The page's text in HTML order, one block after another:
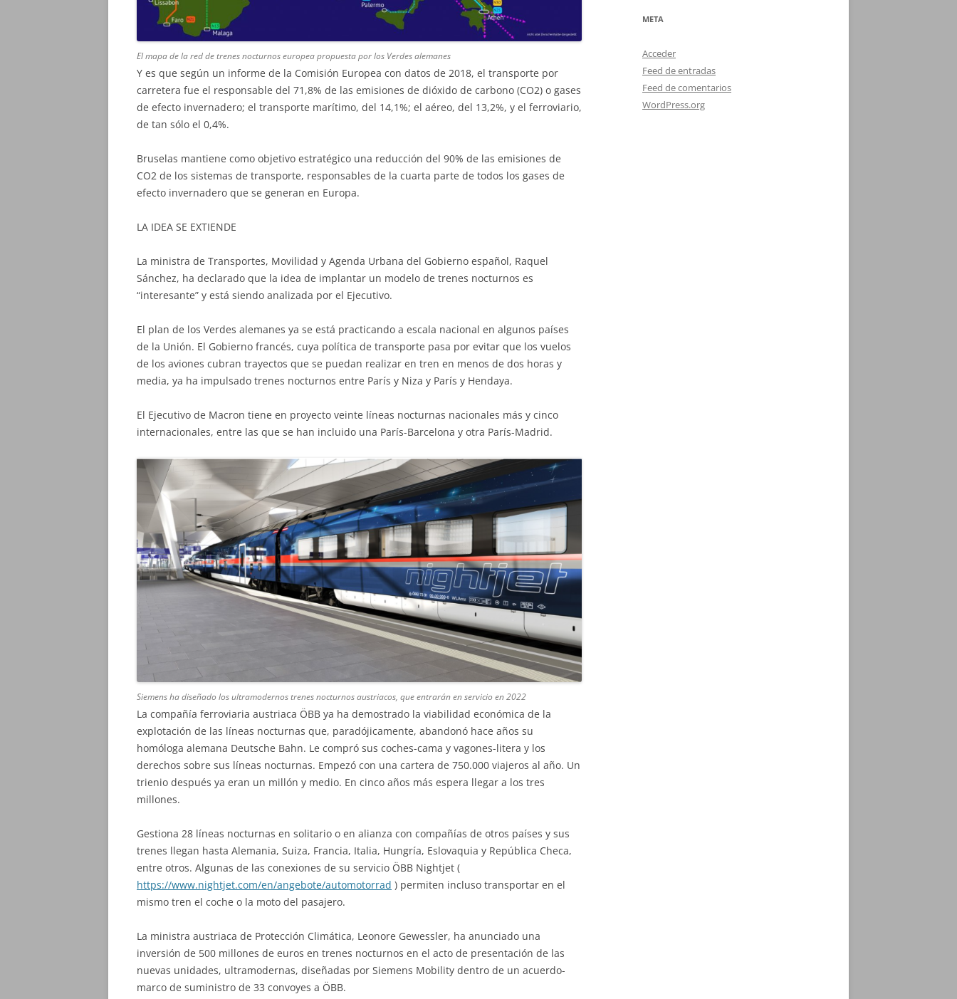
El mapa de la red de trenes nocturnos europea propuesta por los Verdes alemanes
Y es que según un informe de la Comisión Europea con datos de 2018, el transporte por
carretera fue el responsable del 71,8% de las emisiones de dióxido de carbono (CO2) o gases
de efecto invernadero; el transporte marítimo, del 14,1%; el aéreo, del 13,2%, y el ferroviario,
de tan sólo el 0,4%.
Bruselas mantiene como objetivo estratégico una reducción del 90% de las emisiones de
CO2 de los sistemas de transporte, responsables de la cuarta parte de todos los gases de
efecto invernadero que se generan en Europa.
LA IDEA SE EXTIENDE
La ministra de Transportes, Movilidad y Agenda Urbana del Gobierno español, Raquel
Sánchez, ha declarado que la idea de implantar un modelo de trenes nocturnos es
“interesante” y está siendo analizada por el Ejecutivo.
El plan de los Verdes alemanes ya se está practicando a escala nacional en algunos países
de la Unión. El Gobierno francés, cuya política de transporte pasa por evitar que los vuelos
de los aviones cubran trayectos que se puedan realizar en tren en menos de dos horas y
media, ya ha impulsado trenes nocturnos entre París y Niza y París y Hendaya.
El Ejecutivo de Macron tiene en proyecto veinte líneas nocturnas nacionales más y cinco
internacionales, entre las que se han incluido una París-Barcelona y otra París-Madrid.
Siemens ha diseñado los ultramodernos trenes nocturnos austriacos, que entrarán en servicio en 2022
La compañía ferroviaria austriaca ÖBB ya ha demostrado la viabilidad económica de la
explotación de las líneas nocturnas que, paradójicamente, abandonó hace años su
homóloga alemana Deutsche Bahn. Le compró sus coches-cama y vagones-litera y los
derechos sobre sus líneas nocturnas. Empezó con una cartera de 750.000 viajeros al año. Un
trienio después ya eran un millón y medio. En cinco años más espera llegar a los tres
millones.
Gestiona 28 líneas nocturnas en solitario o en alianza con compañías de otros países y sus
trenes llegan hasta Alemania, Suiza, Francia, Italia, Hungría, Eslovaquia y República Checa,
entre otros. Algunas de las conexiones de su servicio ÖBB Nightjet (
https://www.nightjet.com/en/angebote/automotorrad ) permiten incluso transportar en el
mismo tren el coche o la moto del pasajero.
La ministra austriaca de Protección Climática, Leonore Gewessler, ha anunciado una
inversión de 500 millones de euros en trenes nocturnos en el acto de presentación de las
nuevas unidades, ultramodernas, diseñadas por Siemens Mobility dentro de un acuerdo-
marco de suministro de 33 convoyes a ÖBB.
META
Acceder
Feed de entradas
Feed de comentarios
WordPress.org